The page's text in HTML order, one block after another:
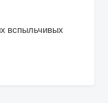
вспыльчивых